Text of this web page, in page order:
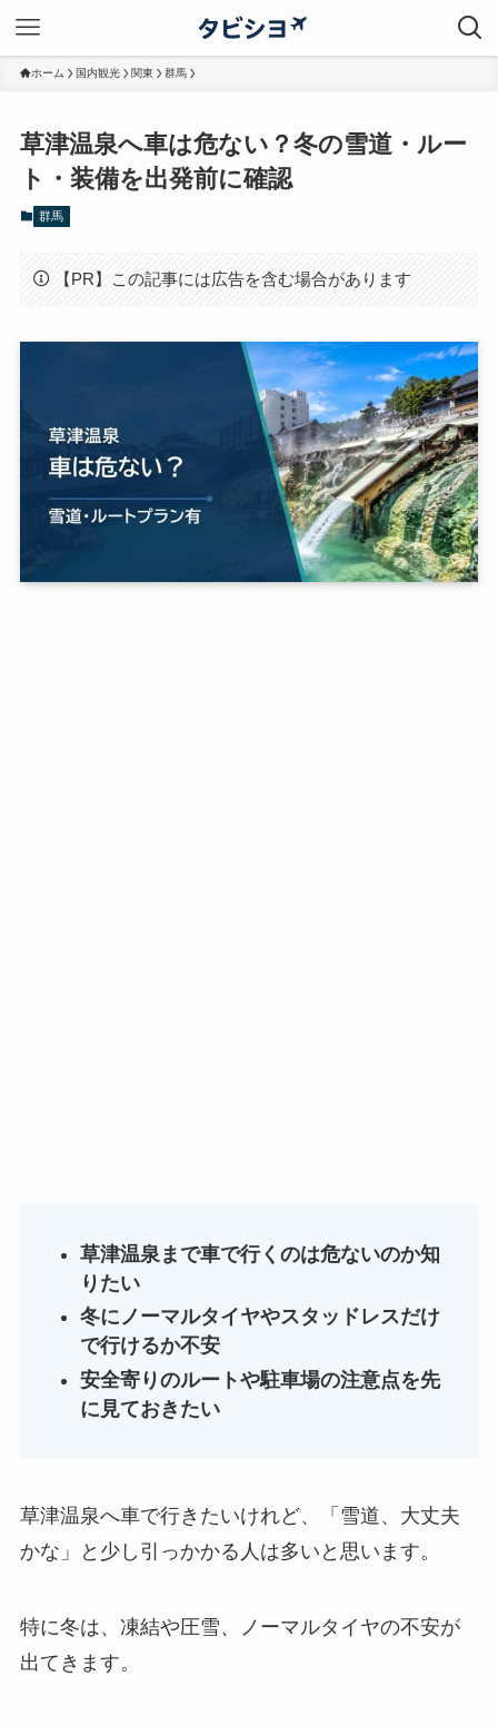
ホーム 国内観光 関東 群馬
草津温泉へ車は危ない？冬の雪道・ルー
ト・装備を出発前に確認
群馬
【PR】この記事には広告を含む場合があります
草津温泉まで車で行くのは危ないのか知
りたい
冬にノーマルタイヤやスタッドレスだけ
で行けるか不安
安全寄りのルートや駐車場の注意点を先
に見ておきたい
草津温泉へ車で行きたいけれど、「雪道、大丈夫
かな」と少し引っかかる人は多いと思います。
特に冬は、凍結や圧雪、ノーマルタイヤの不安が
出てきます。